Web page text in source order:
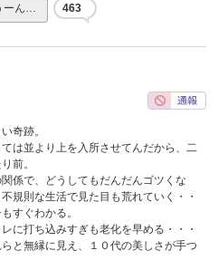
ーん… 463
奇跡。
は並より上を入所させてんだから、二
前。
係で、どうしてもだんだんゴツくな
規則な生活で見た目も荒れていく・・
すぐわかる。
に打ち込みすぎも老化を早める・・・
と無縁に見え、１０代の美しさが手つ